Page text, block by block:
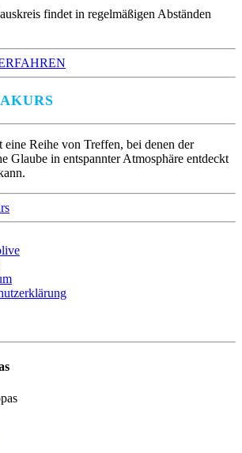
findet in regelmäßigen Abständen
eine Reihe von Treffen, bei denen der
Glaube in entspannter Atmosphäre entdeckt